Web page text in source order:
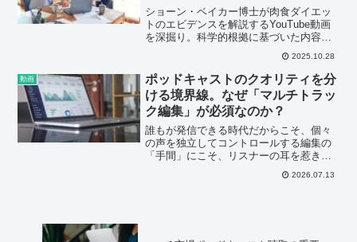
ショーン・ベイカー博士が肉食ダイエッ
トのエビデンスを解説するYouTube動画
を深掘り。科学的根拠に基づいた内容
で、健康に関心のある方やポッドキャス
2025.10.28
動画
ポッドキャストのクオリティを分
ける境界線。なぜ「マルチトラッ
ク編集」が必須なのか？
誰もが発信できる時代だからこそ、個々
の声を独立してコントロールする編集の
「手間」にこそ、リスナーの耳を惹きつ
2026.07.13